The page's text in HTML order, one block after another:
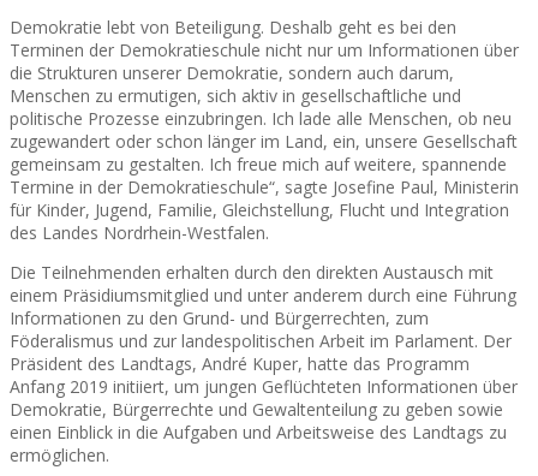
Demokratie lebt von Beteiligung. Deshalb geht es bei den
Terminen der Demokratieschule nicht nur um Informationen über
die Strukturen unserer Demokratie, sondern auch darum,
Menschen zu ermutigen, sich aktiv in gesellschaftliche und
politische Prozesse einzubringen. Ich lade alle Menschen, ob neu
zugewandert oder schon länger im Land, ein, unsere Gesellschaft
gemeinsam zu gestalten. Ich freue mich auf weitere, spannende
Termine in der Demokratieschule“, sagte Josefine Paul, Ministerin
für Kinder, Jugend, Familie, Gleichstellung, Flucht und Integration
des Landes Nordrhein-Westfalen.
Die Teilnehmenden erhalten durch den direkten Austausch mit
einem Präsidiumsmitglied und unter anderem durch eine Führung
Informationen zu den Grund- und Bürgerrechten, zum
Föderalismus und zur landespolitischen Arbeit im Parlament. Der
Präsident des Landtags, André Kuper, hatte das Programm
Anfang 2019 initiiert, um jungen Geflüchteten Informationen über
Demokratie, Bürgerrechte und Gewaltenteilung zu geben sowie
einen Einblick in die Aufgaben und Arbeitsweise des Landtags zu
ermöglichen.